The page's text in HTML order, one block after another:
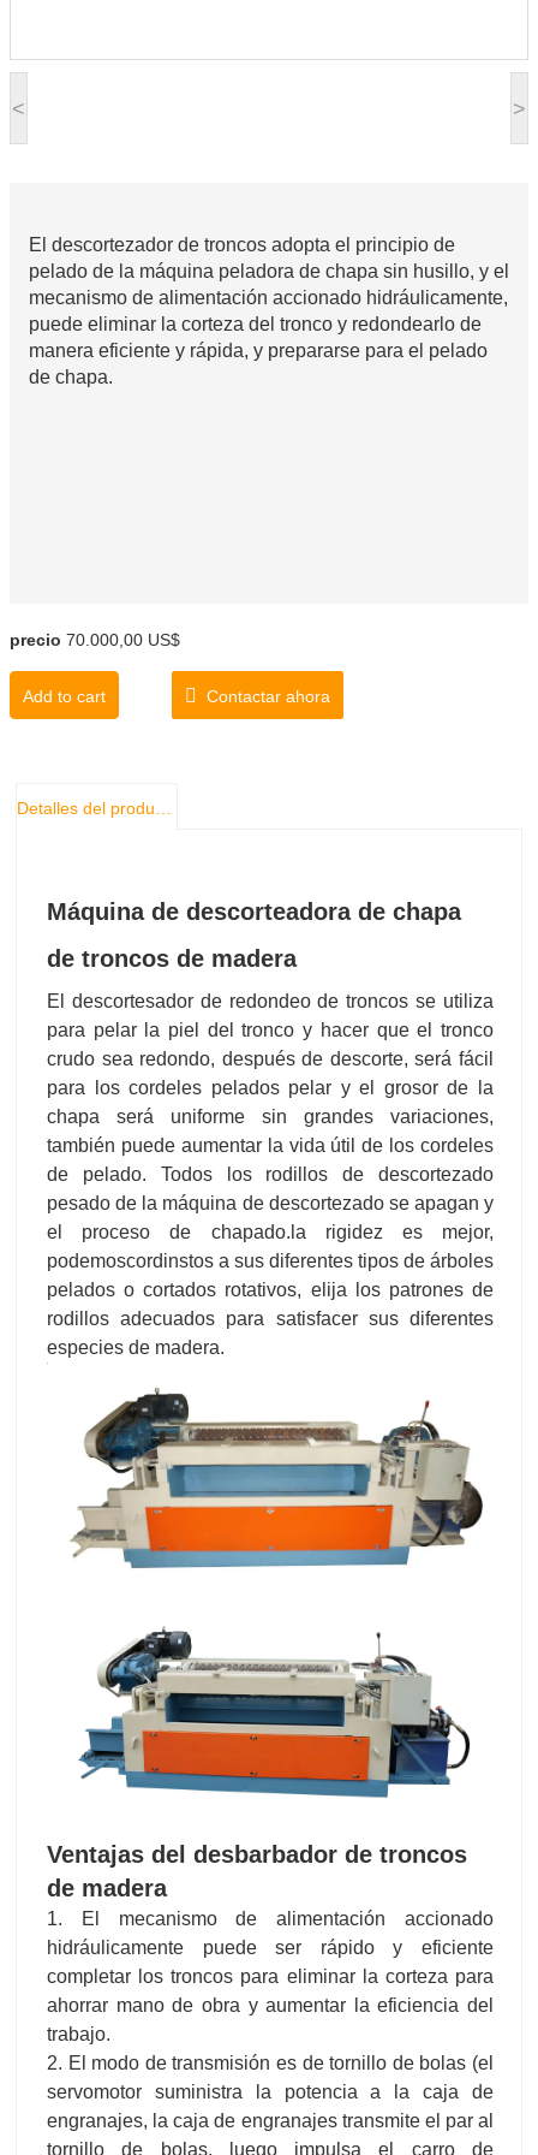
< >
El descortezador de troncos adopta el principio de
pelado de la máquina peladora de chapa sin husillo, y el
mecanismo de alimentación accionado hidráulicamente,
puede eliminar la corteza del tronco y redondearlo de
manera eficiente y rápida, y prepararse para el pelado
de chapa.
precio 70.000,00 US$
Add to cart Contactar ahora
Detalles del producto
Máquina de descorteadora de chapa
de troncos de madera
El descortesador de redondeo de troncos se utiliza
para pelar la piel del tronco y hacer que el tronco
crudo sea redondo, después de descorte, será fácil
para los cordeles pelados pelar y el grosor de la
chapa será uniforme sin grandes variaciones,
también puede aumentar la vida útil de los cordeles
de pelado. Todos los rodillos de descortezado
pesado de la máquina de descortezado se apagan y
el proceso de chapado.la rigidez es mejor,
podemoscordinstos a sus diferentes tipos de árboles
pelados o cortados rotativos, elija los patrones de
rodillos adecuados para satisfacer sus diferentes
especies de madera.
Ventajas del desbarbador de troncos
de madera
1. El mecanismo de alimentación accionado
hidráulicamente puede ser rápido y eficiente
completar los troncos para eliminar la corteza para
ahorrar mano de obra y aumentar la eficiencia del
trabajo.
2. El modo de transmisión es de tornillo de bolas (el
servomotor suministra la potencia a la caja de
engranajes, la caja de engranajes transmite el par al
tornillo de bolas, luego impulsa el carro de